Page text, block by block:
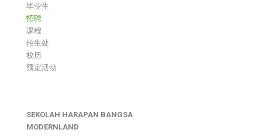
毕业生
招聘
课程
招生处
校历
预定活动
SEKOLAH HARAPAN BANGSA
MODERNLAND